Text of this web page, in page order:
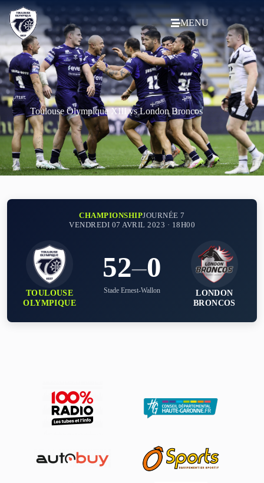
MENU
Toulouse Olympique XIII vs London Broncos
CHAMPIONSHIPJOURNÉE 7
VENDREDI 07 AVRIL 2023 · 18H00
TOULOUSE
OLYMPIQUE
52–0
Stade Ernest-Wallon
LONDON
BRONCOS